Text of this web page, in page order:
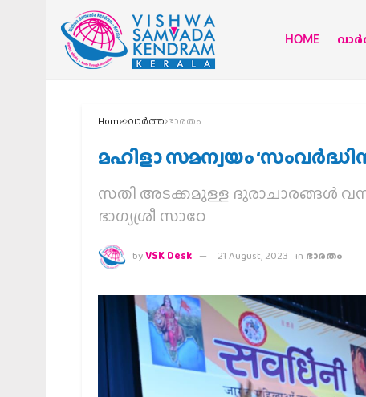
HOME
Home വാര്‍ത്ത ഭാരതം
മഹിളാ സമന്വയം
സതി അടക്കമുള്ള ദുരാചാരങ്ങള്‍
ഭാഗ്യശ്രീ സാഠേ
byVSK Desk 21 August, 2023 in ഭാരതം